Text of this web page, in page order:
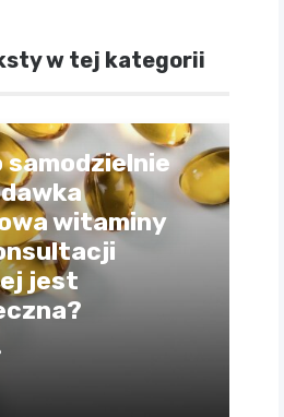
w tej kategorii
samodzielnie
witaminy
jest